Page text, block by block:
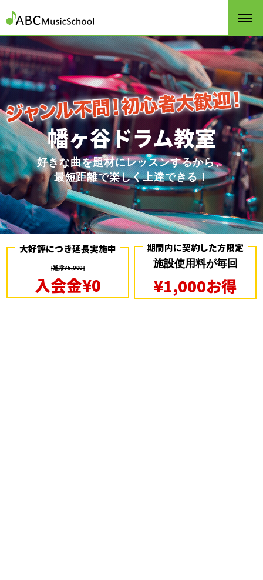
幡ヶ谷ドラム教室
好きな曲を題材にレッスンするから、
最短距離で楽しく上達できる！
大好評につき延長実施中
[通常¥5,000]
入会金¥0
期間内に契約した方限定
施設使用料が毎回
¥1,000お得